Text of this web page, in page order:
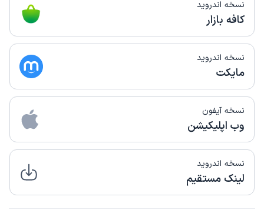
نسخه اندروید
کافه بازار
نسخه اندروید
مایکت
نسخه آیفون
وب اپلیکیشن
نسخه اندروید
لینک مستقیم